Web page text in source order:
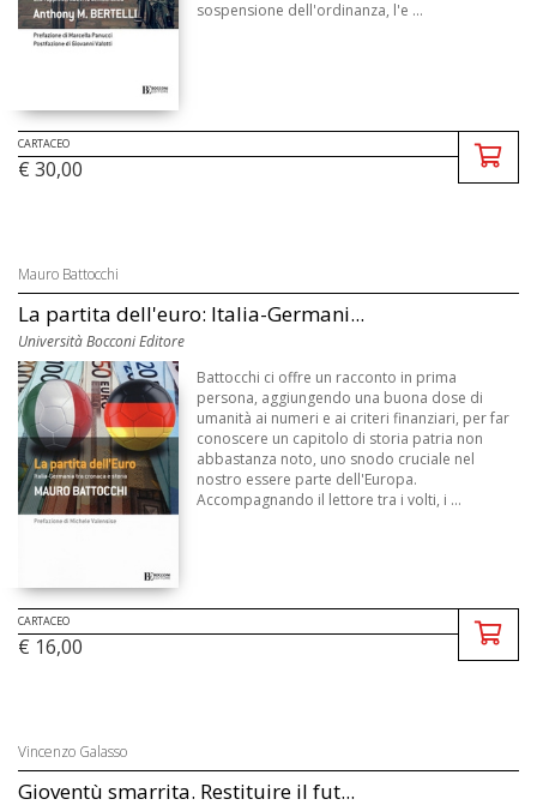
sospensione dell'ordinanza, l'e ...
CARTACEO
€ 30,00
Mauro Battocchi
La partita dell'euro: Italia-Germani...
Università Bocconi Editore
Battocchi ci offre un racconto in prima
persona, aggiungendo una buona dose di
umanità ai numeri e ai criteri finanziari, per far
conoscere un capitolo di storia patria non
abbastanza noto, uno snodo cruciale nel
nostro essere parte dell'Europa.
Accompagnando il lettore tra i volti, i ...
CARTACEO
€ 16,00
Vincenzo Galasso
Gioventù smarrita. Restituire il fut...